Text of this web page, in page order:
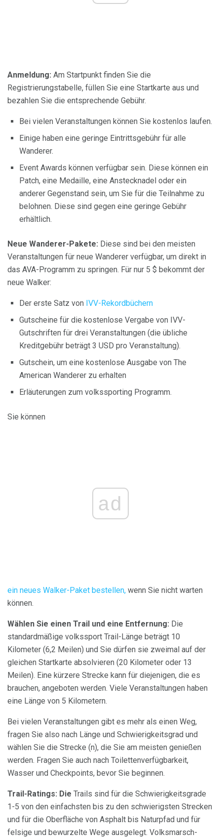
Anmeldung: Am Startpunkt finden Sie die
Registrierungstabelle, füllen Sie eine Startkarte aus und
bezahlen Sie die entsprechende Gebühr.
Bei vielen Veranstaltungen können Sie kostenlos laufen.
Einige haben eine geringe Eintrittsgebühr für alle
Wanderer.
Event Awards können verfügbar sein. Diese können ein
Patch, eine Medaille, eine Anstecknadel oder ein
anderer Gegenstand sein, um Sie für die Teilnahme zu
belohnen. Diese sind gegen eine geringe Gebühr
erhältlich.
Neue Wanderer-Pakete: Diese sind bei den meisten
Veranstaltungen für neue Wanderer verfügbar, um direkt in
das AVA-Programm zu springen. Für nur 5 $ bekommt der
neue Walker:
Der erste Satz von IVV-Rekordbüchern
Gutscheine für die kostenlose Vergabe von IVV-
Gutschriften für drei Veranstaltungen (die übliche
Kreditgebühr beträgt 3 USD pro Veranstaltung).
Gutschein, um eine kostenlose Ausgabe von The
American Wanderer zu erhalten
Erläuterungen zum volkssporting Programm.
Sie können
ad
ein neues Walker-Paket bestellen, wenn Sie nicht warten
können.
Wählen Sie einen Trail und eine Entfernung: Die
standardmäßige volkssport Trail-Länge beträgt 10
Kilometer (6,2 Meilen) und Sie dürfen sie zweimal auf der
gleichen Startkarte absolvieren (20 Kilometer oder 13
Meilen). Eine kürzere Strecke kann für diejenigen, die es
brauchen, angeboten werden. Viele Veranstaltungen haben
eine Länge von 5 Kilometern.
Bei vielen Veranstaltungen gibt es mehr als einen Weg,
fragen Sie also nach Länge und Schwierigkeitsgrad und
wählen Sie die Strecke (n), die Sie am meisten genießen
werden. Fragen Sie auch nach Toilettenverfügbarkeit,
Wasser und Checkpoints, bevor Sie beginnen.
Trail-Ratings: Die Trails sind für die Schwierigkeitsgrade
1-5 von den einfachsten bis zu den schwierigsten Strecken
und für die Oberfläche von Asphalt bis Naturpfad und für
felsige und bewurzelte Wege ausgelegt. Volksmarsch-